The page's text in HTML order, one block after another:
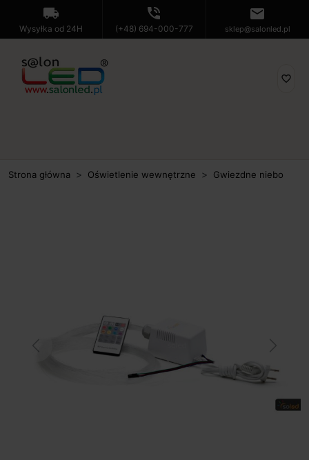
local_shipping
Wysyłka od 24H
phone_in_talk
(+48) 694-000-777
mail
sklep@salonled.pl
favorite_border
Strona główna Oświetlenie wewnętrzne Gwiezdne niebo
Previous